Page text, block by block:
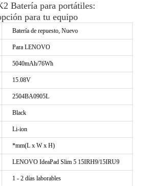
Batería para portátiles:
para tu equipo
Batería de repuesto, Nuevo
Para LENOVO
5040mAh/76Wh
15.08V
2504BA0905L
Black
Li-ion
*mm(L x W x H)
LENOVO IdeaPad Slim 5 15IRH9/15IRU9
1 - 2 días laborables